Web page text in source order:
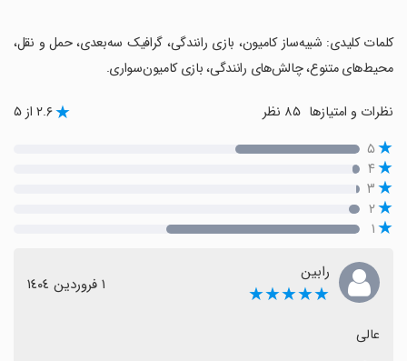
‏کلمات کلیدی: شبیه‌ساز کامیون، بازی رانندگی، گرافیک سه‌بعدی، حمل و نقل،
محیط‌های متنوع، چالش‌های رانندگی، بازی کامیون‌سواری.
نظرات و امتیازها ۲.۶ از ۵
۵
۴
۳
۲
۱
رابین
★★★★★ ١ فروردین ١٤٠٤
عالی